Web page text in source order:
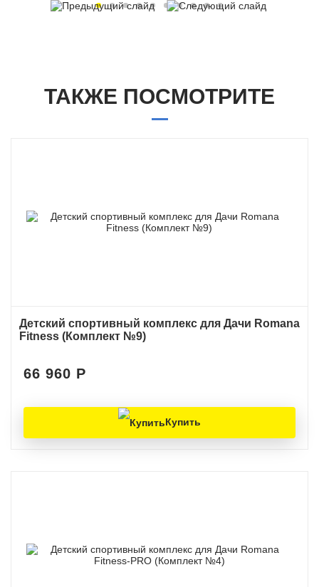
ТАКЖЕ ПОСМОТРИТЕ
Детский спортивный комплекс для Дачи Romana
Fitness (Комплект №9)
66 960 Р
Купить